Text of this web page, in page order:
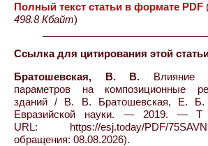
Полный текст статьи в формате PDF
498.8 Кбайт)
Ссылка для цитирования этой
Братошевская, В. В. Влияние
параметров на композиционные
зданий / В. В. Братошевская, Е. Б.
Евразийской науки. — 2019.
URL: https://esj.today/PDF/
обращения: 08.08.2026).